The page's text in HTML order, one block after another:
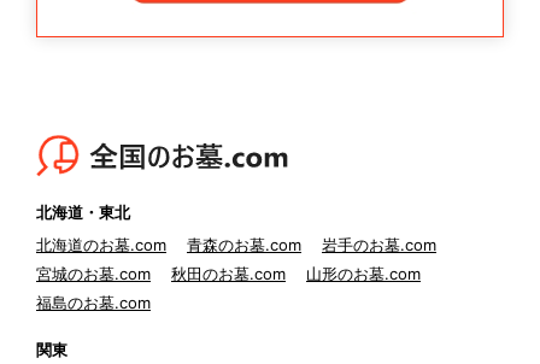
北海道・東北
北海道のお墓.com
青森のお墓.com
岩手のお墓.com
宮城のお墓.com
秋田のお墓.com
山形のお墓.com
福島のお墓.com
関東